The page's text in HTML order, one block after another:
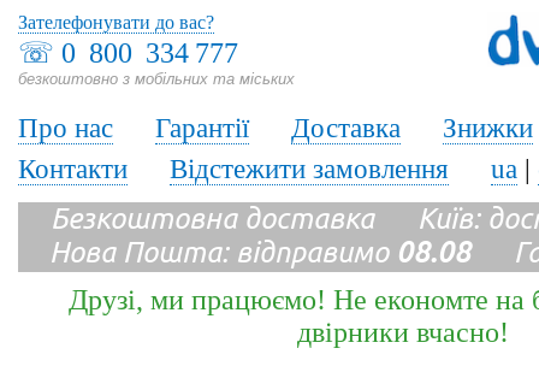
☏ 0 800 334 777
безкоштовно з мобільних та міських
Зателефонувати до вас?
Про нас Гарантії Доставка
Знижки
Контакти
Відстежити замовлення ua |
Безкоштовна доставка Київ:
Нова Пошта: відправимо 08.08
Друзі, ми працюємо! Не економте на
двірники вчасно!